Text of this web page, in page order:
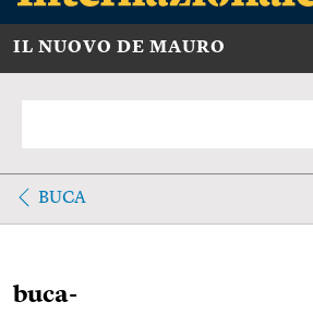
IL NUOVO DE MAURO
BUCA
buca-